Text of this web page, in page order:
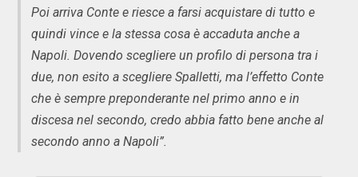
Poi arriva Conte e riesce a farsi acquistare di tutto e
quindi vince e la stessa cosa è accaduta anche a
Napoli. Dovendo scegliere un profilo di persona tra i
due, non esito a scegliere Spalletti, ma l’effetto Conte
che è sempre preponderante nel primo anno e in
discesa nel secondo, credo abbia fatto bene anche al
secondo anno a Napoli”.